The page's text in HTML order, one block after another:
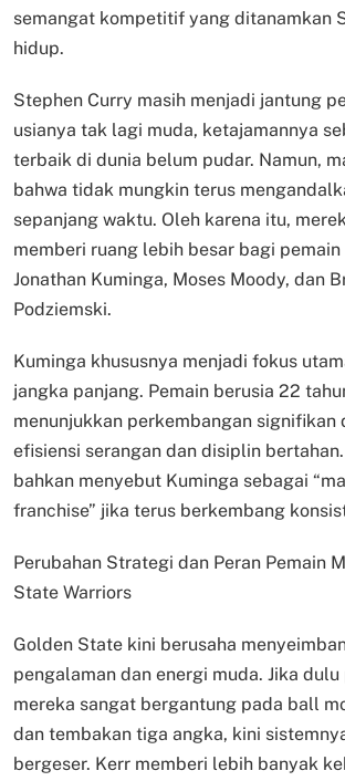
semangat kompetitif yang ditanamkan
hidup.
Stephen Curry masih menjadi jantung
usianya tak lagi muda, ketajamannya
terbaik di dunia belum pudar. Namun,
bahwa tidak mungkin terus
sepanjang waktu. Oleh karena itu,
memberi ruang lebih besar bagi
Jonathan Kuminga, Moses Moody, dan
Podziemski.
Kuminga khususnya menjadi fokus
jangka panjang. Pemain berusia 22
menunjukkan perkembangan signifikan
efisiensi serangan dan disiplin
bahkan menyebut Kuminga sebagai
franchise” jika terus berkembang
Perubahan Strategi dan Peran Pemain
State Warriors
Golden State kini berusaha
pengalaman dan energi muda. Jika
mereka sangat bergantung pada ball
dan tembakan tiga angka, kini
bergeser. Kerr memberi lebih banyak